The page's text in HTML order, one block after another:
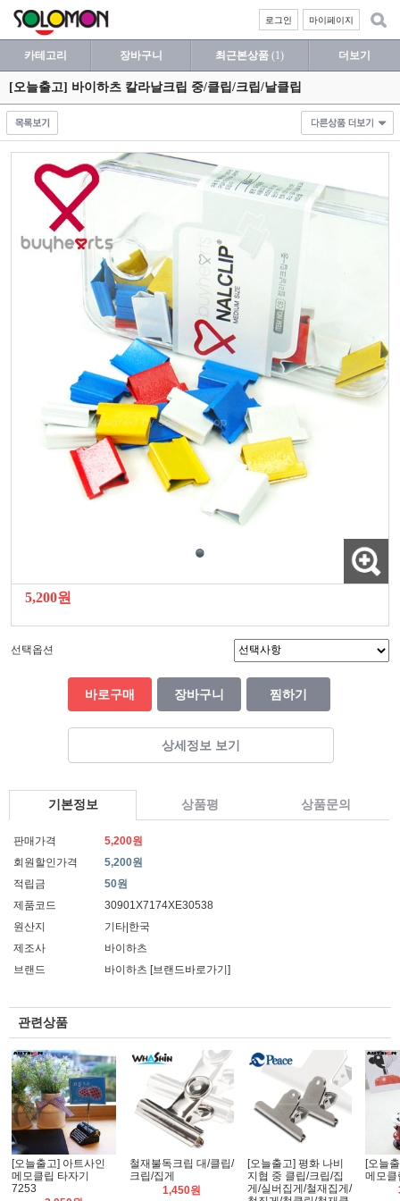
마이페이지
로그인
카테고리 장바구니 최근본상품 (1) 더보기
[오늘출고] 바이하츠 칼라날크립 중/클립/크립/날클립
5,200원
선택옵션
바로구매 장바구니 찜하기
상세정보 보기
기본정보 상품평 상품문의
판매가격
5,200원
회원할인가격
5,200원
적립금
50원
제품코드
30901X7174XE30538
원산지
기타|한국
제조사
바이하츠
브랜드
바이하츠 [브랜드바로가기]
관련상품
[오늘출고] 아트사인
메모클립 타자기
7253
철재불독크립 대/클립/
크립/집게
1,450원
[오늘출고] 평화 나비
지협 중 클립/크립/집
게/실버집게/철재집게/
[오늘
메모클